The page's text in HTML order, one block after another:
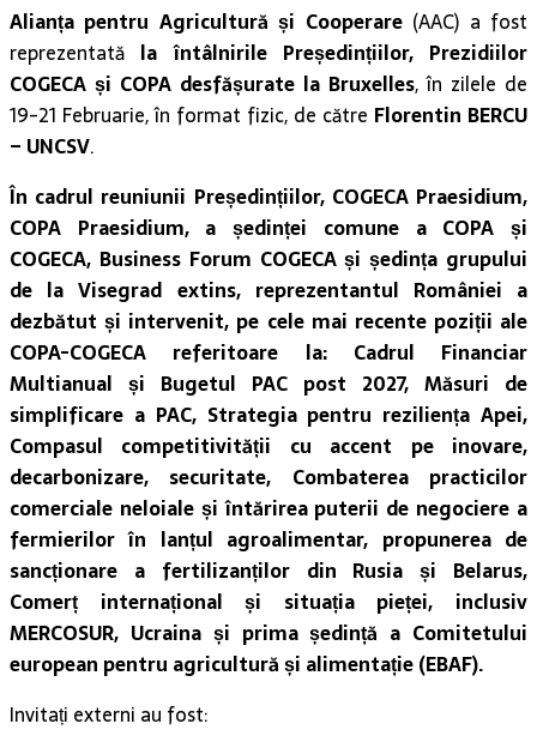
Alianța pentru Agricultură și Cooperare(AAC) a fost
reprezentată la întâlnirile Președințiilor, Prezidiilor
COGECA și COPA desfășurate la Bruxelles, în zilele de
19-21 Februarie, în format fizic, de către Florentin BERCU
– UNCSV.
În cadrul reuniunii Președințiilor, COGECA Praesidium,
COPA Praesidium, a ședinței comune a COPA și
COGECA, Business Forum COGECA și ședința grupului
de la Visegrad extins, reprezentantul României a
dezbătut și intervenit, pe cele mai recente poziții ale
COPA-COGECA referitoare la: Cadrul Financiar
Multianual și Bugetul PAC post 2027, Măsuri de
simplificare a PAC, Strategia pentru reziliența Apei,
Compasul competitivității cu accent pe inovare,
decarbonizare, securitate, Combaterea practicilor
comerciale neloiale și întărirea puterii de negociere a
fermierilor în lanțul agroalimentar, propunerea de
sancționare a fertilizanților din Rusia și Belarus,
Comerț internațional și situația pieței, inclusiv
MERCOSUR, Ucraina și prima ședință a Comitetului
european pentru agricultură și alimentație (EBAF).
Invitați externi au fost: